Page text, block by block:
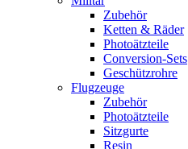
Zubehör
Ketten & Räder
Photoätzteile
Conversion-Sets
Geschützrohre
Flugzeuge
Zubehör
Photoätzteile
Sitzgurte
Resin